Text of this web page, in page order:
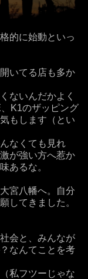
的に始動といっ
いてる店も多か
ないんだかよく
K1のザッピング
もします（とい
なくても見れ
が強い方へ惹か
あるな。
宮八幡へ。自分
してきました。
会と、みんなが
なんてことを考
私フツーじゃな